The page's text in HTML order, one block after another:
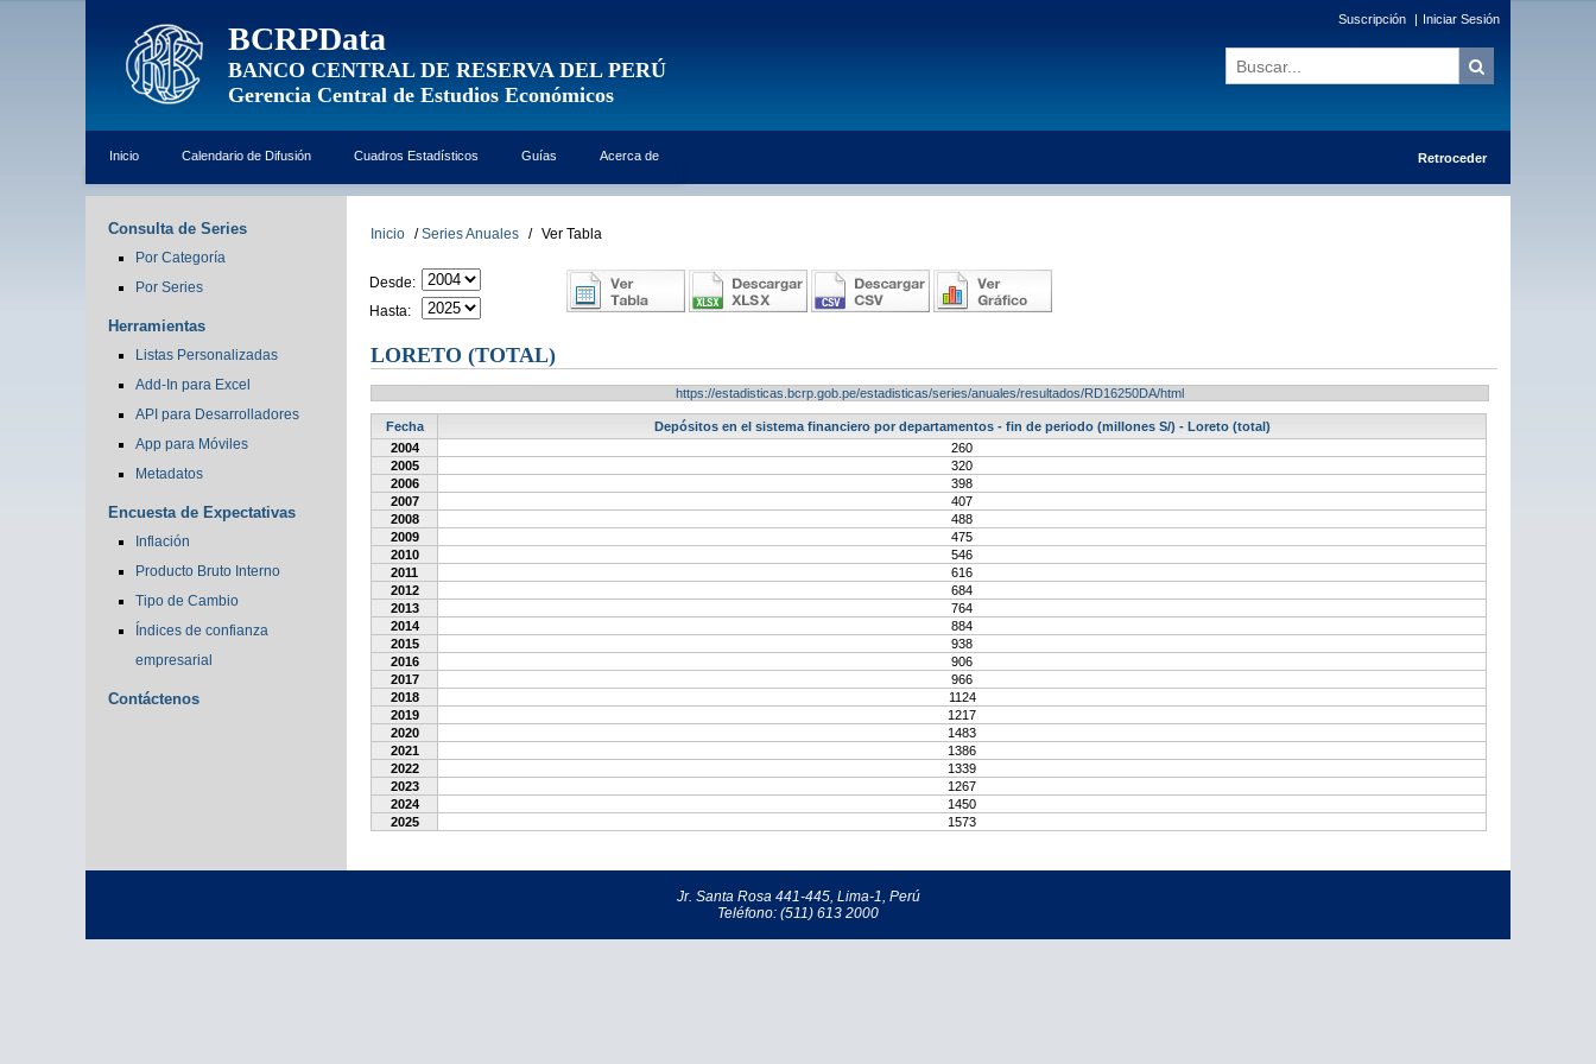
BCRPData
BANCO CENTRAL DE RESERVA DEL PERÚ
Gerencia Central de Estudios Económicos
Suscripción | Iniciar Sesión
Inicio Calendario de Difusión Cuadros Estadísticos Guías Acerca de Retroceder
Consulta de Series
Por Categoría
Por Series
Herramientas
Listas Personalizadas
Add-In para Excel
API para Desarrolladores
App para Móviles
Metadatos
Encuesta de Expectativas
Inflación
Producto Bruto Interno
Tipo de Cambio
Índices de confianza
empresarial
Contáctenos
Inicio / Series Anuales / Ver Tabla
Desde:
Hasta:
LORETO (TOTAL)
https://estadisticas.bcrp.gob.pe/estadisticas/series/anuales/resultados/RD16250DA/html
Fecha
Depósitos en el sistema financiero por departamentos - fin de periodo (millones S/) - Loreto (total)
2004
260
2005
320
2006
398
2007
407
2008
488
2009
475
2010
546
2011
616
2012
684
2013
764
2014
884
2015
938
2016
906
2017
966
2018
1124
2019
1217
2020
1483
2021
1386
2022
1339
2023
1267
2024
1450
2025
1573
Jr. Santa Rosa 441-445, Lima-1, Perú
Teléfono: (511) 613 2000